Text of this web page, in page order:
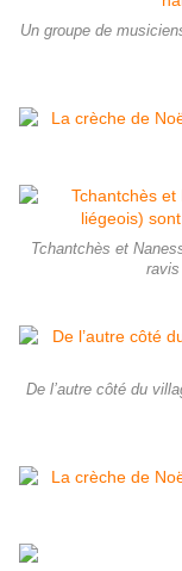
Un groupe de
Tchantchès et
ravis
De l’autre côté du